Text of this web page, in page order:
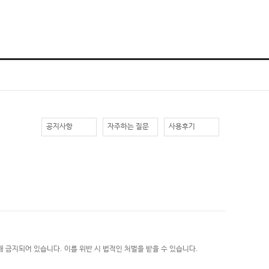
공지사항 자주하는 질문 사용후기
지되어 있습니다. 이를 위반 시 법적인 처벌을 받을 수 있습니다.